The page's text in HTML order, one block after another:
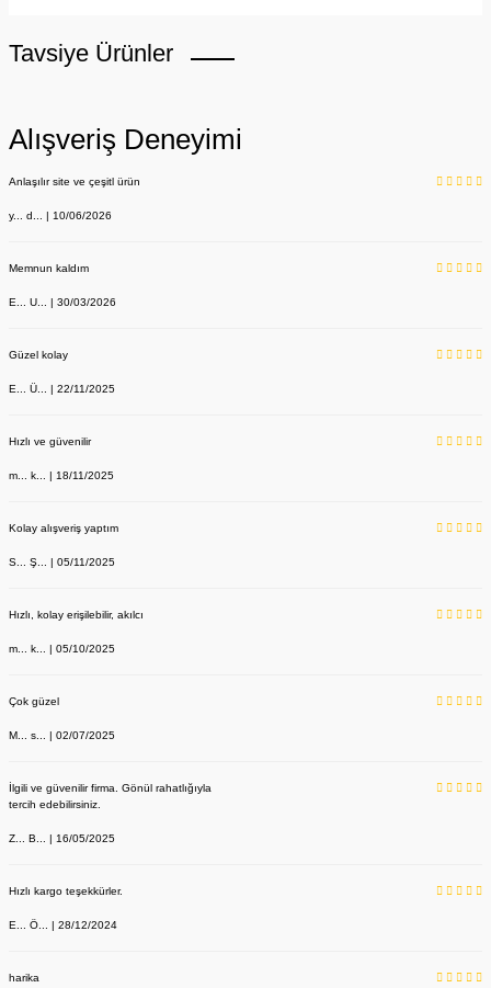
Tavsiye Ürünler
YENİ ÜRÜN
Labor Medikal Tekstil
Alışveriş Deneyimi
Anlaşılır site ve çeşitl ürün
y... d... | 10/06/2026
Memnun kaldım
E... U... | 30/03/2026
Güzel kolay
E... Ü... | 22/11/2025
Hızlı ve güvenilir
m... k... | 18/11/2025
Kolay alışveriş yaptım
S... Ş... | 05/11/2025
Hızlı, kolay erişilebilir, akılcı
m... k... | 05/10/2025
Çok güzel
M... s... | 02/07/2025
İlgili ve güvenilir firma. Gönül rahatlığıyla
tercih edebilirsiniz.
Z... B... | 16/05/2025
Hızlı kargo teşekkürler.
E... Ö... | 28/12/2024
harika